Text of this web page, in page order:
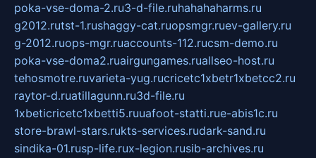
poka-vse-doma-2.ru3-d-file.ruhahahaharms.ru
g2012.rutst-1.rushaggy-cat.ruopsmgr.ruev-gallery.ru
g-2012.ruops-mgr.ruaccounts-112.rucsm-demo.ru
poka-vse-doma2.ruairgungames.ruallseo-host.ru
tehosmotre.ruvarieta-yug.rucricetc1xbetr1xbetcc2.ru
raytor-d.ruatillagunn.ru3d-file.ru
1xbeticricetc1xbetti5.ruuafoot-statti.rue-abis1c.ru
store-brawl-stars.rukts-services.rudark-sand.ru
sindika-01.rusp-life.rux-legion.rusib-archives.ru